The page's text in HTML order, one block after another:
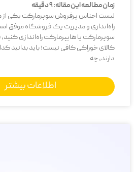
زمان مطالعه این مقاله:9دقیقه
لیست اجناس پرفروش سوپرمارکت یکی از
راه‌اندازی و مدیریت یک فروشگاه موفق
سوپرمارکت یا هایپرمارکت راه‌اندازی
کالای خوراکی کافی نیست؛ باید بدانید
دارند، چه
اطلاعات بیشتر